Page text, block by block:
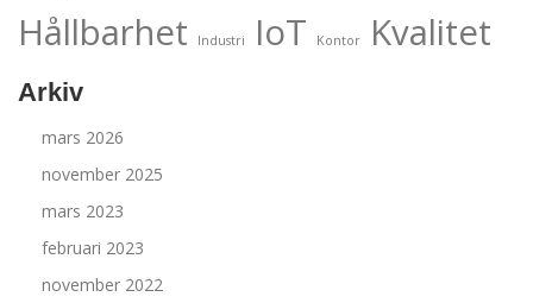
Hållbarhet
Industri IoT Kontor Kvalitet
Arkiv
mars 2026
november 2025
mars 2023
februari 2023
november 2022